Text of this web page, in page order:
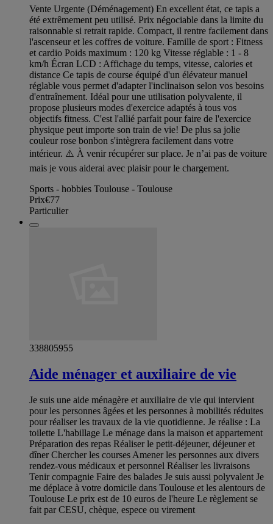
Vente Urgente (Déménagement) En excellent état, ce tapis a
été extrêmement peu utilisé. Prix négociable dans la limite du
raisonnable si retrait rapide. Compact, il rentre facilement dans
l'ascenseur et les coffres de voiture. Famille de sport : Fitness
et cardio Poids maximum : 120 kg Vitesse réglable : 1 - 8
km/h Écran LCD : Affichage du temps, vitesse, calories et
distance Ce tapis de course équipé d'un élévateur manuel
réglable vous permet d'adapter l'inclinaison selon vos besoins
d'entraînement. Idéal pour une utilisation polyvalente, il
propose plusieurs modes d'exercice adaptés à tous vos
objectifs fitness. C'est l'allié parfait pour faire de l'exercice
physique peut importe son train de vie! De plus sa jolie
couleur rose bonbon s'intègrera facilement dans votre
intérieur. ⚠️ À venir récupérer sur place. Je n’ai pas de voiture
mais je vous aiderai avec plaisir pour le chargement.
Sports - hobbies Toulouse - Toulouse
Prix€77
Particulier
338805955
Aide ménager et auxiliaire de vie
Je suis une aide ménagère et auxiliaire de vie qui intervient
pour les personnes âgées et les personnes à mobilités réduites
pour réaliser les travaux de la vie quotidienne. Je réalise : La
toilette L'habillage Le ménage dans la maison et appartement
Préparation des repas Réaliser le petit-déjeuner, déjeuner et
dîner Chercher les courses Amener les personnes aux divers
rendez-vous médicaux et personnel Réaliser les livraisons
Tenir compagnie Faire des balades Je suis aussi polyvalent Je
me déplace à votre domicile dans Toulouse et les alentours de
Toulouse Le prix est de 10 euros de l'heure Le règlement se
fait par CESU, chèque, espece ou virement